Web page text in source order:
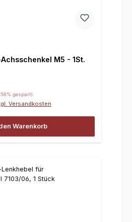
M5 - 1St.
gespart)
Versandkosten
Warenkorb